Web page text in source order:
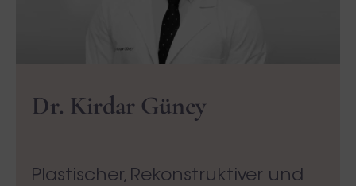
Dr. Kirdar Güney
Plastischer, Rekonstruktiver und